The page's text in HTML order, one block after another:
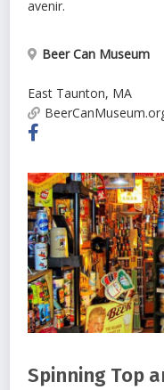
avenir.
Beer Can Museum
East Taunton, MA
Spinning Top